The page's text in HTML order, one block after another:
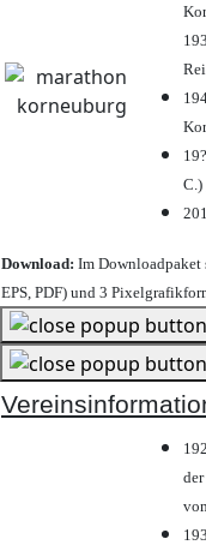
C.)
Download: Im Downloadpaket
EPS, PDF) und 3